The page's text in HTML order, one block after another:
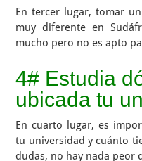
En tercer lugar, tomar
muy diferente en
mucho pero no es apto
4# Estudia
ubicada tu
En cuarto lugar, es
tu universidad y cuánto
dudas, no hay nada peor